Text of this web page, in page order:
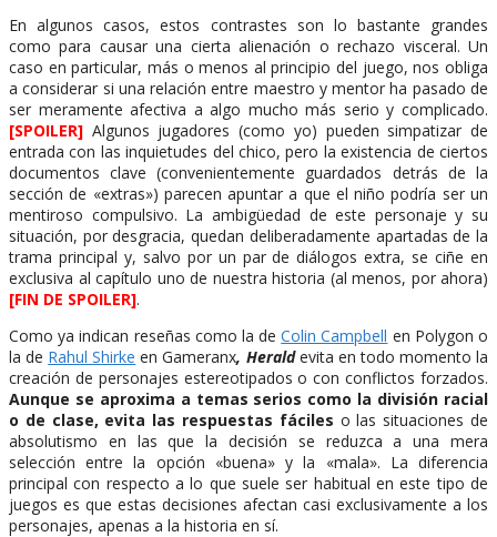
En algunos casos, estos contrastes son lo bastante grandes
como para causar una cierta alienación o rechazo visceral. Un
caso en particular, más o menos al principio del juego, nos obliga
a considerar si una relación entre maestro y mentor ha pasado de
ser meramente afectiva a algo mucho más serio y complicado.
[SPOILER] Algunos jugadores (como yo) pueden simpatizar de
entrada con las inquietudes del chico, pero la existencia de ciertos
documentos clave (convenientemente guardados detrás de la
sección de «extras») parecen apuntar a que el niño podría ser un
mentiroso compulsivo. La ambigüedad de este personaje y su
situación, por desgracia, quedan deliberadamente apartadas de la
trama principal y, salvo por un par de diálogos extra, se ciñe en
exclusiva al capítulo uno de nuestra historia (al menos, por ahora)
[FIN DE SPOILER].
Como ya indican reseñas como la deColin Campbell en Polygon o
la de Rahul Shirke en Gameranx, Heraldevita en todo momento la
creación de personajes estereotipados o con conflictos forzados.
Aunque se aproxima a temas serios como la división racial
o de clase, evita las respuestas fáciles o las situaciones de
absolutismo en las que la decisión se reduzca a una mera
selección entre la opción «buena» y la «mala». La diferencia
principal con respecto a lo que suele ser habitual en este tipo de
juegos es que estas decisiones afectan casi exclusivamente a los
personajes, apenas a la historia en sí.